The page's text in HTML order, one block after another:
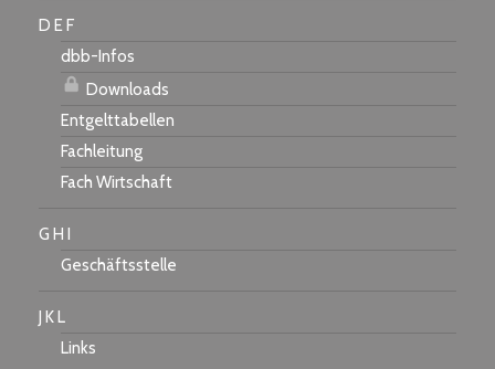
D E F
dbb-Infos
Downloads
Entgelttabellen
Fachleitung
Fach Wirtschaft
G H I
Geschäftsstelle
J K L
Links